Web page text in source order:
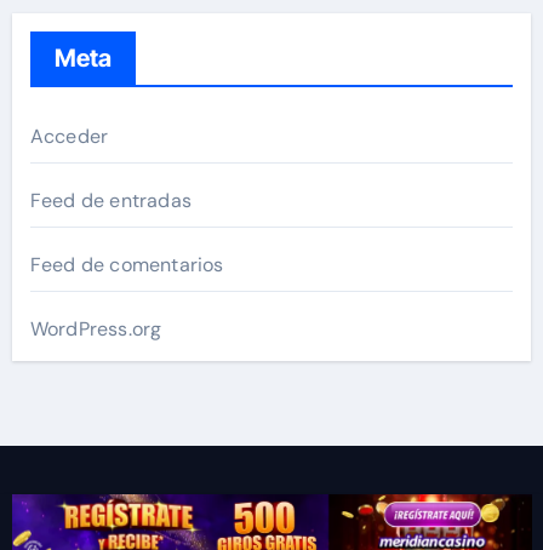
Meta
Acceder
Feed de entradas
Feed de comentarios
WordPress.org